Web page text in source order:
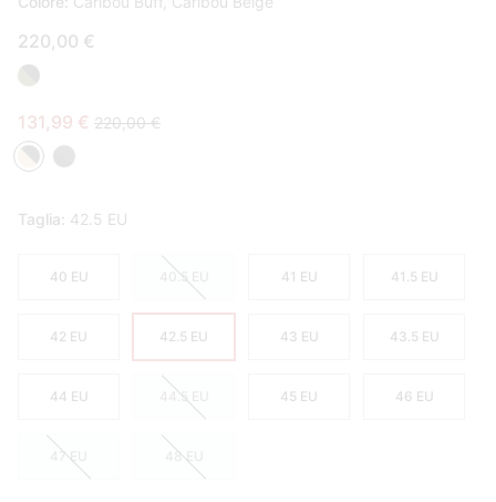
220,00 €
Sale price:
131,99 € Regular price:
220,00 €
Taglia: 42.5 EU
40 EU 40.5 EU 41 EU 41.5 EU
42 EU 42.5 EU 43 EU 43.5 EU
44 EU 44.5 EU 45 EU 46 EU
47 EU 48 EU